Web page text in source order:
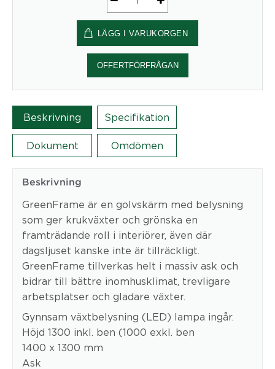
GreenFrame
golvskärm
mängd
LÄGG I VARUKORGEN
OFFERTFÖRFRÅGAN
Beskrivning Specifikation
Dokument Omdömen
Beskrivning
GreenFrame är en golvskärm med belysning
som ger krukväxter och grönska en
framträdande roll i interiörer, även där
dagsljuset kanske inte är tillräckligt.
GreenFrame tillverkas helt i massiv ask och
bidrar till bättre inomhusklimat, trevligare
arbetsplatser och gladare växter.
Gynnsam växtbelysning (LED) lampa ingår.
Höjd 1300 inkl. ben (1000 exkl. ben
1400 x 1300 mm
Ask